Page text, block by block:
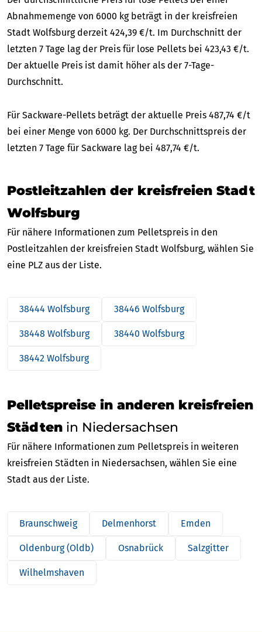
Abnahmemenge von 6000 kg beträgt in der kreisfreien
Stadt Wolfsburg derzeit 424,39 €/t. Im Durchschnitt der
letzten 7 Tage lag der Preis für lose Pellets bei 423,43 €/t.
Der aktuelle Preis ist damit höher als der 7-Tage-
Durchschnitt.
Für Sackware-Pellets beträgt der aktuelle Preis 487,74 €/t
bei einer Menge von 6000 kg. Der Durchschnittspreis der
letzten 7 Tage für Sackware lag bei 487,74 €/t.
Postleitzahlen der kreisfreien Stadt
Wolfsburg
Für nähere Informationen zum Pelletspreis in den
Postleitzahlen der kreisfreien Stadt Wolfsburg, wählen Sie
eine PLZ aus der Liste.
38444 Wolfsburg 38446 Wolfsburg
38448 Wolfsburg 38440 Wolfsburg
38442 Wolfsburg
Pelletspreise in anderen kreisfreien
Städten in Niedersachsen
Für nähere Informationen zum Pelletspreis in weiteren
kreisfreien Städten in Niedersachsen, wählen Sie eine
Stadt aus der Liste.
Braunschweig Delmenhorst Emden
Oldenburg (Oldb) Osnabrück Salzgitter
Wilhelmshaven